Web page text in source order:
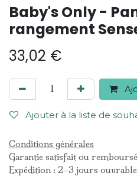
Baby's Only -
rangement
33,02 €
Ajouter à la liste de
Conditions générales
Garantie satisfait ou
Expédition : 2-3 jours